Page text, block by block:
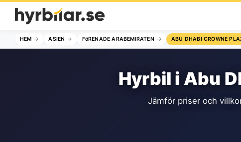
HEM ASIEN FöRENADE ARABEMIRATEN ABU DHABI CROWNE
Hyrbil i Abu
Jämför priser och